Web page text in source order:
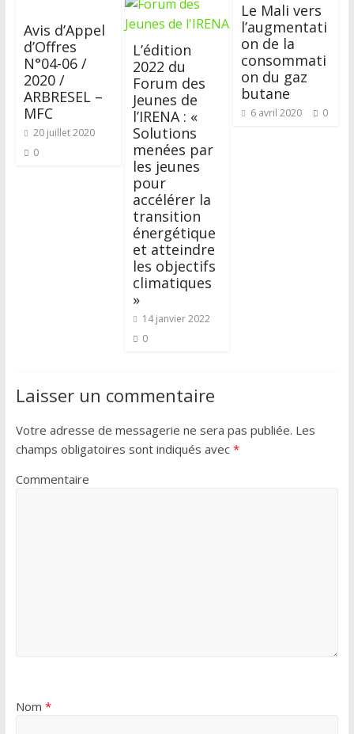
Avis d’Appel
d’Offres
N°04-06 /
2020 /
ARBRESEL –
MFC
20 juillet 2020
0
L’édition
2022 du
Forum des
Jeunes de
l’IRENA : «
Solutions
menées par
les jeunes
pour
accélérer la
transition
énergétique
et atteindre
les objectifs
climatiques
»
14 janvier 2022
0
Le Mali vers
l’augmentati
on de la
consommati
on du gaz
butane
6 avril 2020 0
Laisser un commentaire
Votre adresse de messagerie ne sera pas publiée. Les
champs obligatoires sont indiqués avec *
Commentaire
Nom *